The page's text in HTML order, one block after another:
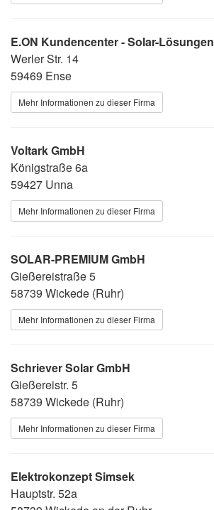
E.ON Kundencenter - Solar-Lösungen
Werler Str. 14
59469 Ense
Mehr Informationen zu dieser Firma
Voltark GmbH
Königstraße 6a
59427 Unna
Mehr Informationen zu dieser Firma
SOLAR-PREMIUM GmbH
Gießereistraße 5
58739 Wickede (Ruhr)
Mehr Informationen zu dieser Firma
Schriever Solar GmbH
Gießereistr. 5
58739 Wickede (Ruhr)
Mehr Informationen zu dieser Firma
Elektrokonzept Simsek
Hauptstr. 52a